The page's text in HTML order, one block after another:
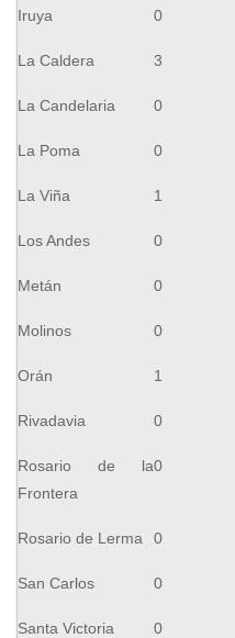
Iruya 0
La Caldera 3
La Candelaria 0
La Poma 0
La Viña 1
Los Andes 0
Metán 0
Molinos 0
Orán 1
Rivadavia 0
Rosario de la
Frontera
0
Rosario de Lerma 0
San Carlos 0
Santa Victoria 0